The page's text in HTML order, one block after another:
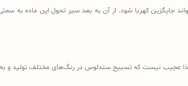
جایگزین کهربا شود. از آن به بعد سیر تحول این ماده به
عجیب نیست که تسبیح سندلوس در رنگ‌های مختلف تولید و به